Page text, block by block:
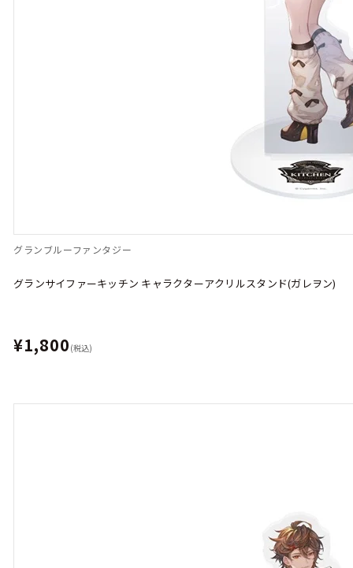
グランブルーファンタジー
グランサイファーキッチン キャラクターアクリルスタンド(ガレヲン)
¥1,800 (税込)